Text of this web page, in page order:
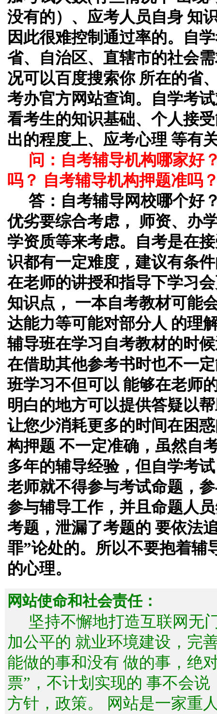
没有的）、应考人员自身 知
因此很难控制通过率的。自
省、自治区、直辖市的社会
况可以百度搜索你 所在的省
考办官方网站查询。自学考
看考生的知识基础、个人接
出的程度上、应考心理 等有
问：自考辅导机构哪家好
吗？ 自考辅导机构押题准吗
答：自考辅导网校哪个好
优劣要综合考虑， 师资、办
学资质等来考虑。自考是在
识都有一定难度，建议有条
在老师的讲授和指导下学习
知识点， 一本自考教材可能
达能力等可能对部分人 的理
辅导班在学习自考教材的时
在借助其他参考书时也不一
班学习不但可以 能够在老师
明白的地方可以提供答疑以
让您少消耗更多的时间在困
构押题 不一定准确，虽然自
多年的辅导经验，但自学考
老师就不得参与考试命题，
参与辅导工作，并且命题人
考题，泄漏了考题的 要依法
罪”论处的。所以不要抱着辅
的心理。
网站使命和社会责任：
坚持不懈地打造互联网无
加公平的 就业环境建设，完
能做的事和没有 做的事，绝
票”，不计划实现的 事不会
方针，政策。 网站是一家重